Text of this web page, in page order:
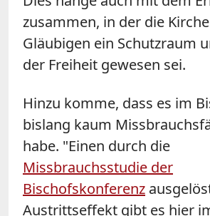
zusammen, in der die
Gläubigen ein Schutzraum
der Freiheit gewesen sei.
Hinzu komme, dass es im
bislang kaum
habe. "Einen durch die
Missbrauchsstudie der
Bischofskonferenz
Austrittseffekt gibt es hier